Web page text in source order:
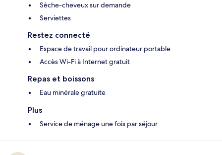
Sèche-cheveux sur demande
Serviettes
Restez connecté
Espace de travail pour ordinateur portable
Accès Wi-Fi à Internet gratuit
Repas et boissons
Eau minérale gratuite
Plus
Service de ménage une fois par séjour